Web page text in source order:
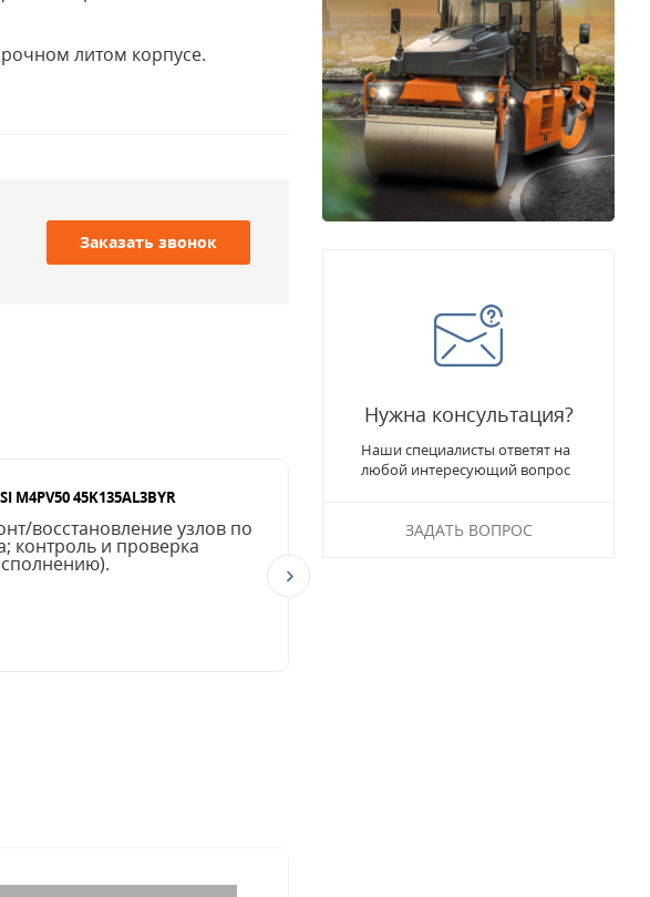
литом корпусе.
Заказать звонок
45K135AL3BYR
восстановление узлов по
контроль и проверка
Нужна консультация?
Наши специалисты ответят на
любой интересующий вопрос
ЗАДАТЬ ВОПРОС